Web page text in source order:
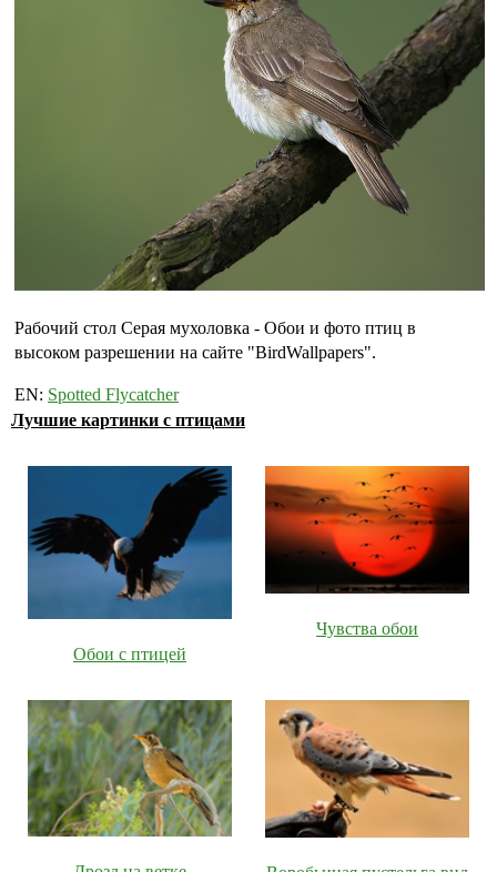
Рабочий стол Серая мухоловка - Обои и фото птиц в
высоком разрешении на сайте "BirdWallpapers".
EN: Spotted Flycatcher
Лучшие картинки с птицами
Обои с птицей
Чувства обои